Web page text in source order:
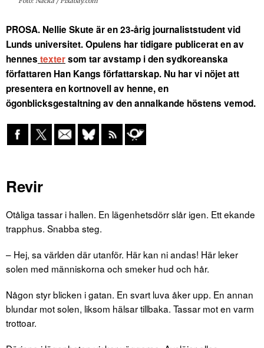
PROSA. Nellie Skute är en 23-årig journaliststudent vid
Lunds universitet. Opulens har tidigare publicerat en av
hennes textersom tar avstamp i den sydkoreanska
författaren Han Kangs författarskap. Nu har vi nöjet att
presentera en kortnovell av henne, en
ögonblicksgestaltning av den annalkande höstens vemod.
Revir
Otåliga tassar i hallen. En lägenhetsdörr slår igen. Ett ekande
trapphus. Snabba steg.
– Hej, sa världen där utanför. Här kan ni andas! Här leker
solen med människorna och smeker hud och hår.
Någon styr blicken i gatan. En svart luva åker upp. En annan
blundar mot solen, liksom hälsar tillbaka. Tassar mot en varm
trottoar.